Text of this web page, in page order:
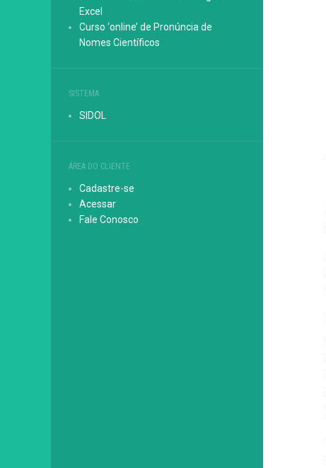
Excel
Curso ‘online’ de Pronúncia de
Nomes Científicos
SISTEMA
SIDOL
ÁREA DO CLIENTE
Cadastre-se
Acessar
Fale Conosco